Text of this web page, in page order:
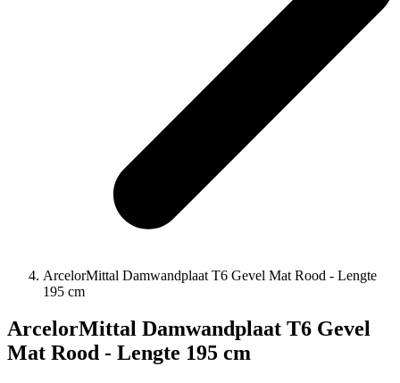
ArcelorMittal Damwandplaat T6 Gevel Mat Rood - Lengte
195 cm
ArcelorMittal Damwandplaat T6 Gevel
Mat Rood - Lengte 195 cm